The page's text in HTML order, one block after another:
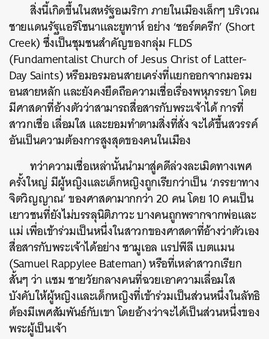
สิ่งนี้เกิดขึ้นในสหรัฐอเมริกา ภายในเมืองเล็กๆ บริเวณ
ชายแดนรัฐแอริโซนาและยูทาห์ อย่าง ‘ชอร์ตครีก’ (Short
Creek) ซึ่งเป็นชุมชนสำคัญของกลุ่ม FLDS
(Fundamentalist Church of Jesus Christ of Latter-
Day Saints) หรือมอรมอนสายเคร่งที่แยกออกจากมอรม
อนสายหลัก และยังคงยึดถือความเชื่อเรื่องพหุภรรยา โดย
มีศาสดาที่อ้างตัวว่าสามารถสื่อสารกับพระเจ้าได้ การที่
สาวกเชื่อ เลื่อมใส และยอมทำตามสิ่งที่สั่ง จะได้ขึ้นสวรรค์
อันเป็นความต้องการสูงสุดของคนในเมือง
ทว่าความเชื่อเหล่านั้นนำมาสู่คดีล่วงละเมิดทางเพศ
ครั้งใหญ่ มีผู้หญิงและเด็กหญิงถูกเรียกว่าเป็น ‘ภรรยาทาง
จิตวิญญาณ’ ของศาสดามากกว่า 20 คน โดย 10 คนเป็น
เยาวชนที่ยังไม่บรรลุนิติภาวะ บางคนถูกพรากจากพ่อและ
แม่ เพื่อเข้าร่วมเป็นหนึ่งในสาวกของศาสดาที่อ้างว่าตัวเอง
สื่อสารกับพระเจ้าได้อย่าง ซามูเอล แรปพีลี เบตแมน
(Samuel Rappylee Bateman) หรือที่เหล่าสาวกเรียก
สั้นๆ ว่า แซม ชายวัยกลางคนที่ฉวยเอาความเลื่อมใส
บังคับให้ผู้หญิงและเด็กหญิงที่เข้าร่วมเป็นส่วนหนึ่งในลัทธิ
ต้องมีเพศสัมพันธ์กับเขา โดยอ้างว่าจะได้เป็นส่วนหนึ่งของ
พระผู้เป็นเจ้า